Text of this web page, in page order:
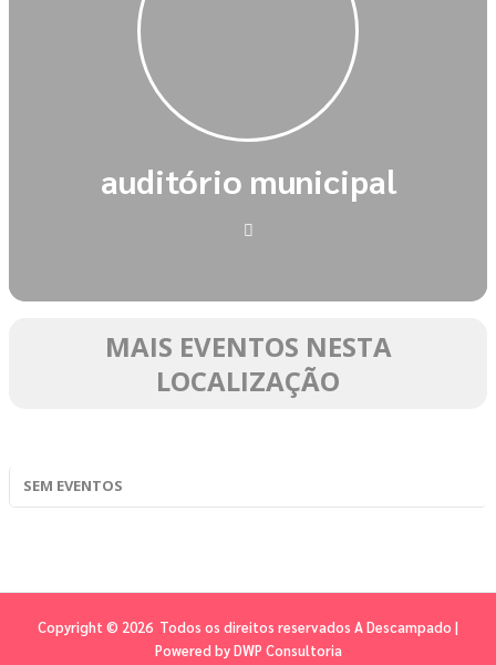
auditório municipal
MAIS EVENTOS NESTA
LOCALIZAÇÃO
SEM EVENTOS
Copyright © 2026 Todos os direitos reservados A Descampado |
Powered byDWP Consultoria